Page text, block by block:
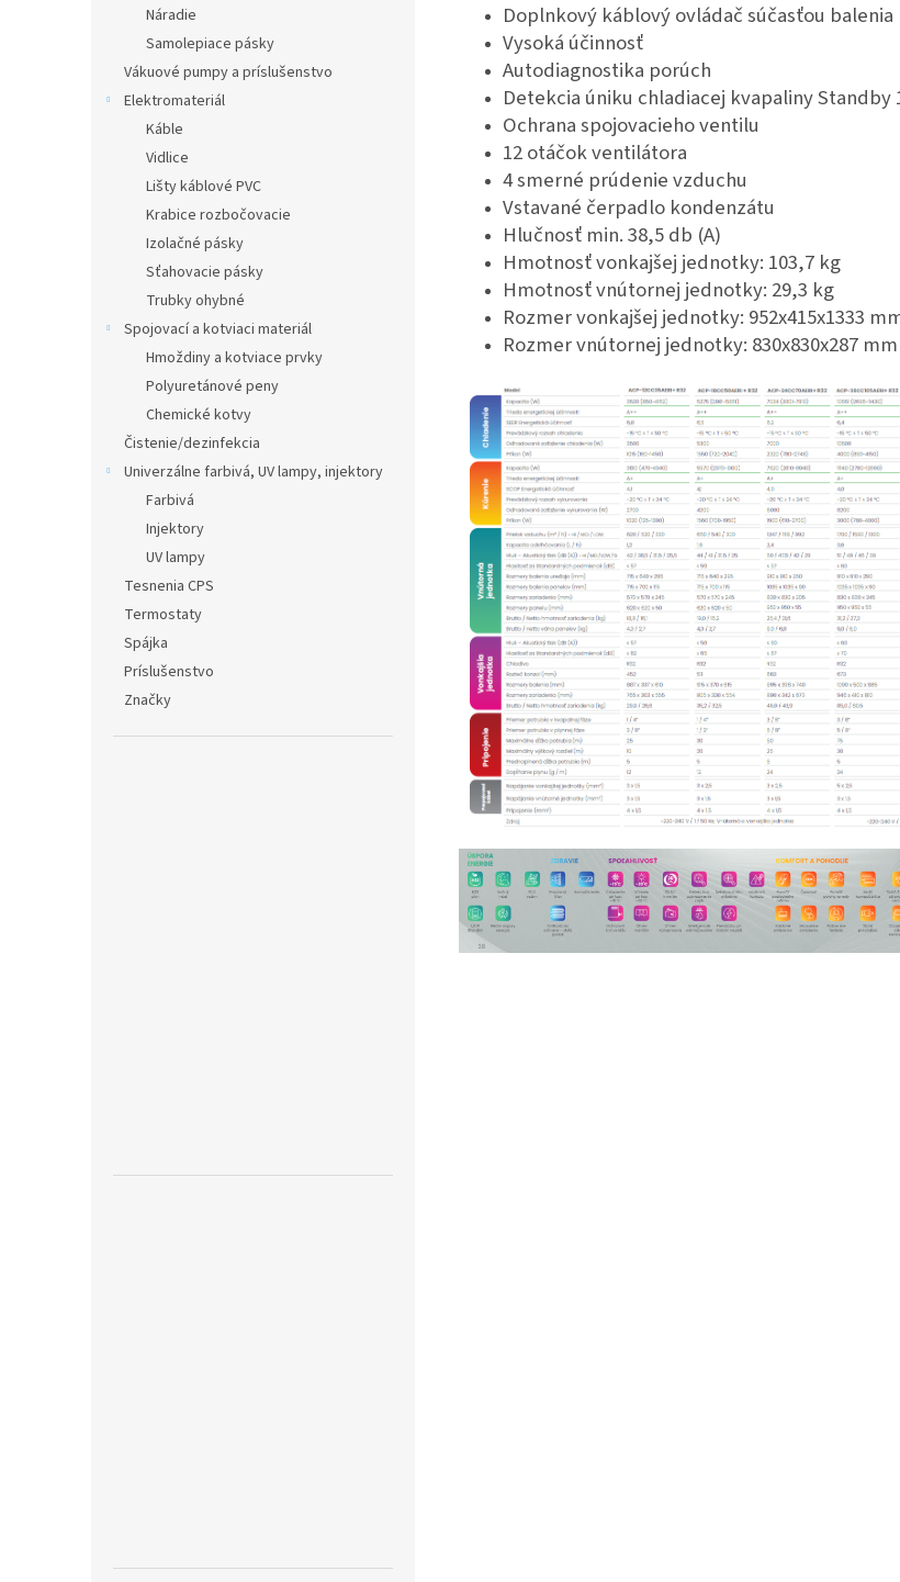
Náradie
Samolepiace pásky
Vákuové pumpy a príslušenstvo
Elektromateriál
Káble
Vidlice
Lišty káblové PVC
Krabice rozbočovacie
Izolačné pásky
Sťahovacie pásky
Trubky ohybné
Spojovací a kotviaci materiál
Hmoždiny a kotviace prvky
Polyuretánové peny
Chemické kotvy
Čistenie/dezinfekcia
Univerzálne farbivá, UV lampy, injektory
Farbivá
Injektory
UV lampy
Tesnenia CPS
Termostaty
Spájka
Príslušenstvo
Značky
Doplnkový káblový ovládač súčasťou balenia
Vysoká účinnosť
Autodiagnostika porúch
Detekcia úniku chladiacej kvapaliny Standby
Ochrana spojovacieho ventilu
12 otáčok ventilátora
4 smerné prúdenie vzduchu
Vstavané čerpadlo kondenzátu
Hlučnosť min. 38,5 db (A)
Hmotnosť vonkajšej jednotky: 103,7 kg
Hmotnosť vnútornej jednotky: 29,3 kg
Rozmer vonkajšej jednotky: 952x415x1333
Rozmer vnútornej jednotky: 830x830x287 mm